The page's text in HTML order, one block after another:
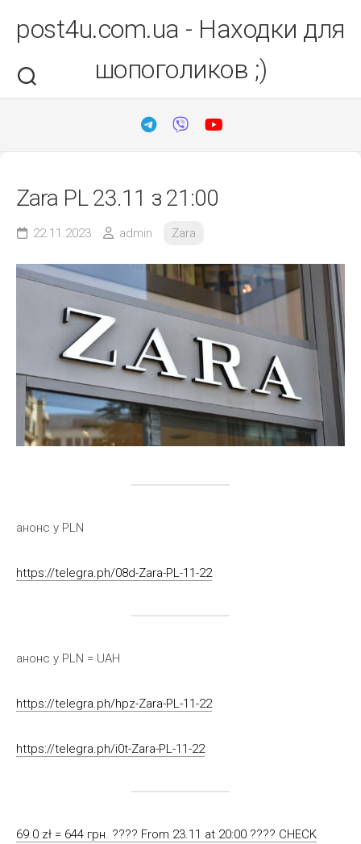
вмістуpost4u.com.ua - Находки для
шопоголиков ;)
Zara PL 23.11 з 21:00
22.11.2023 admin Zara
анонс у PLN
https://telegra.ph/08d-Zara-PL-11-22
анонс у PLN = UAH
https://telegra.ph/hpz-Zara-PL-11-22
https://telegra.ph/i0t-Zara-PL-11-22
69.0 zł = 644 грн. ???? From 23.11 at 20:00 ???? CHECK